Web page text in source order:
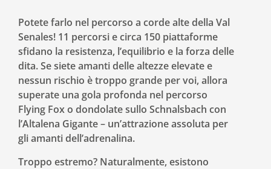
Potete farlo nel percorso a corde alte della Val
Senales! 11 percorsi e circa 150 piattaforme
sfidano la resistenza, l’equilibrio e la forza delle
dita. Se siete amanti delle altezze elevate e
nessun rischio è troppo grande per voi, allora
superate una gola profonda nel percorso
Flying Fox o dondolate sullo Schnalsbach con
l’Altalena Gigante – un’attrazione assoluta per
gli amanti dell’adrenalina.
Troppo estremo? Naturalmente, esistono